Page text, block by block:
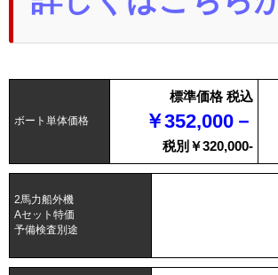
ボート単体価格
標準価格 税込
￥352,000－
税別￥320,000-
2馬力船外機
Aセット特価
予備検査別途